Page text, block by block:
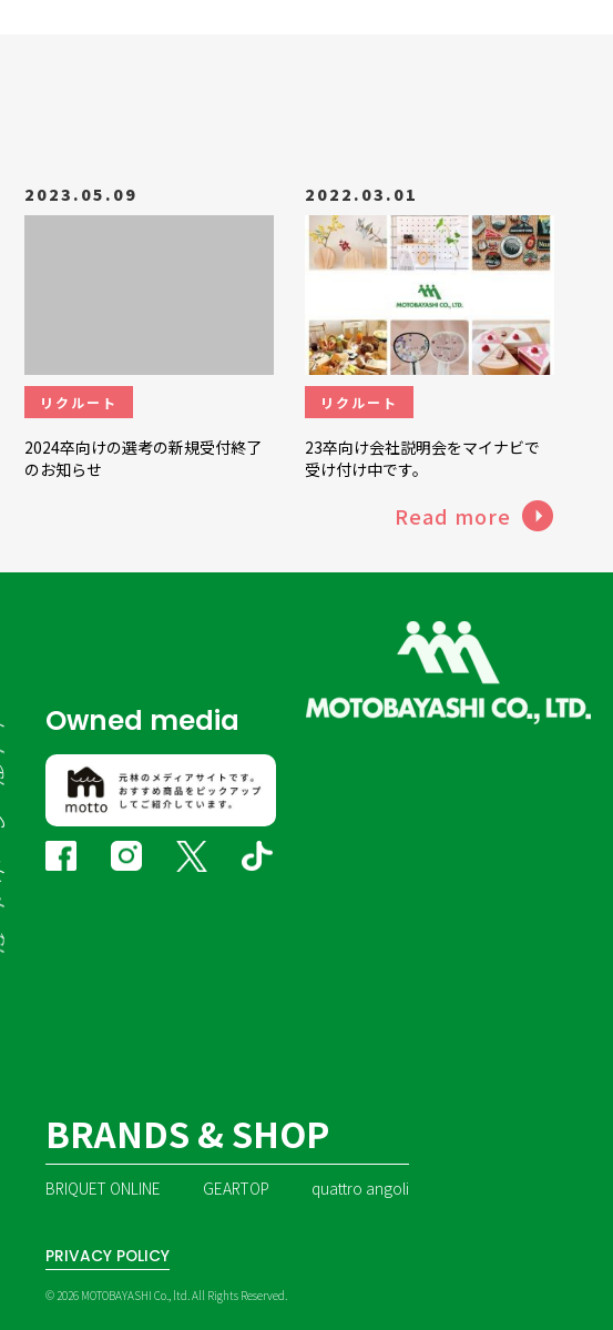
2023.05.09
リクルート
2024卒向けの選考の新規受付終了
のお知らせ
2022.03.01
リクルート
23卒向け会社説明会をマイナビで
受け付け中です。
Read more
Owned media
BRANDS & SHOP
BRIQUET ONLINE GEARTOP quattro angoli
PRIVACY POLICY
© 2026 MOTOBAYASHI Co., ltd. All Rights Reserved.